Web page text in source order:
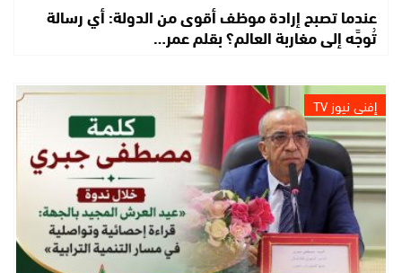
عندما تصبح إرادة موظف أقوى من الدولة: أي رسالة
تُوجَّه إلى مغاربة العالم؟ بقلم عمر…
إفني نيوز TV